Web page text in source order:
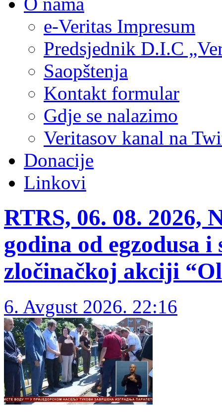
e-Veritas Impresum
Predsjednik D.I.C
Saopštenja
Kontakt formular
Gdje se nalazimo
Veritasov kanal na
Donacije
Linkovi
RTRS, 06. 08. 2026,
godina od egzodusa
zločinačkoj akciji
6. Avgust 2026. 22:16